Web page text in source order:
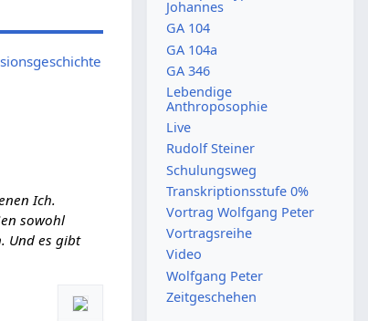
Ich.
sowohl
Und es gibt
Johannes
GA 104
GA 104a
GA 346
Lebendige
Anthroposophie
Live
Rudolf Steiner
Schulungsweg
Transkriptionsstufe 0%
Vortrag Wolfgang Peter
Vortragsreihe
Video
Wolfgang Peter
Zeitgeschehen